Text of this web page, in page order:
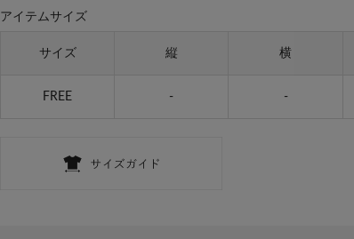
アイテムサイズ
サイズ 縦 横
FREE - -